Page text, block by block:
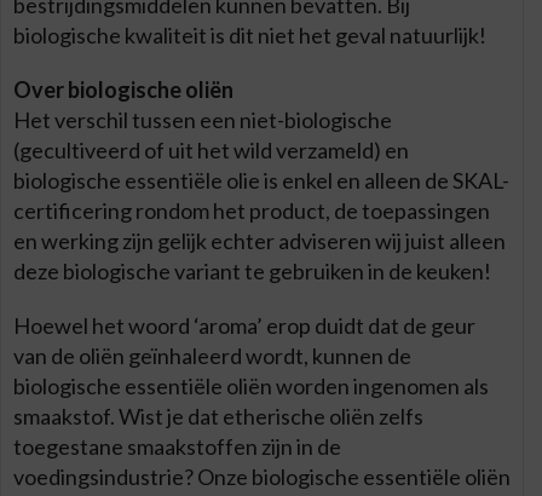
bestrijdingsmiddelen kunnen bevatten. Bij
biologische kwaliteit is dit niet het geval natuurlijk!
Over biologische oliën
Het verschil tussen een niet-biologische
(gecultiveerd of uit het wild verzameld) en
biologische essentiële olie is enkel en alleen de SKAL-
certificering rondom het product, de toepassingen
en werking zijn gelijk echter adviseren wij juist alleen
deze biologische variant te gebruiken in de keuken!
Hoewel het woord ‘aroma’ erop duidt dat de geur
van de oliën geïnhaleerd wordt, kunnen de
biologische essentiële oliën worden ingenomen als
smaakstof. Wist je dat etherische oliën zelfs
toegestane smaakstoffen zijn in de
voedingsindustrie? Onze biologische essentiële oliën